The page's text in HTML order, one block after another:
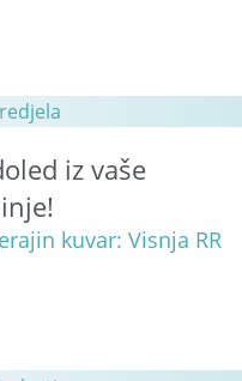
iz vaše
kuvar: Visnja RR